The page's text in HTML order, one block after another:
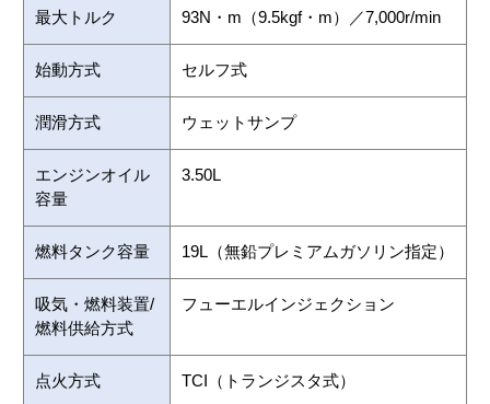
最大トルク 93N・m（9.5kgf・m）／7,000r/min
始動方式 セルフ式
潤滑方式 ウェットサンプ
エンジンオイル
容量
3.50L
燃料タンク容量 19L（無鉛プレミアムガソリン指定）
吸気・燃料装置/
燃料供給方式
フューエルインジェクション
点火方式 TCI（トランジスタ式）